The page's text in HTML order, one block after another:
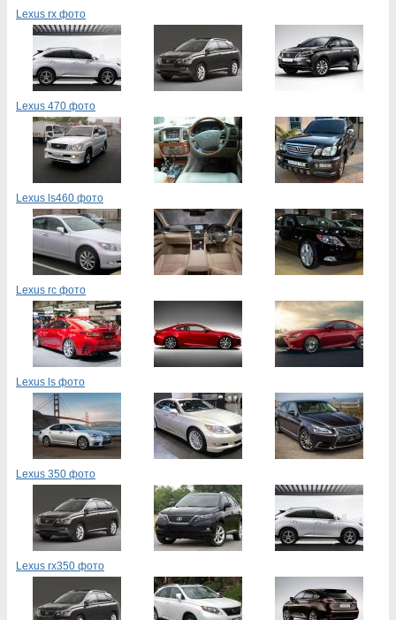
Lexus rx фото
Lexus 470 фото
Lexus ls460 фото
Lexus rc фото
Lexus ls фото
Lexus 350 фото
Lexus rx350 фото